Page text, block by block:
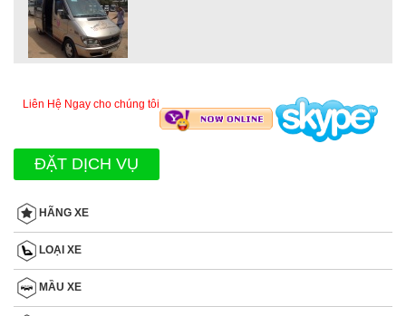
Liên Hệ Ngay cho chúng tôi
ĐẶT DỊCH VỤ
HÃNG XE
LOẠI XE
MẦU XE